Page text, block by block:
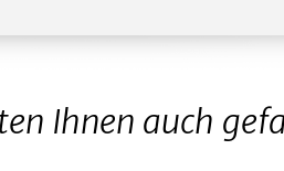
Ihnen auch